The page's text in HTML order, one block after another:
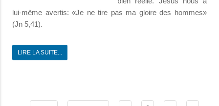
lui-même avertis: «Je ne tire pas ma gloire des hommes»
(Jn 5,41).
LIRE LA SUITE...